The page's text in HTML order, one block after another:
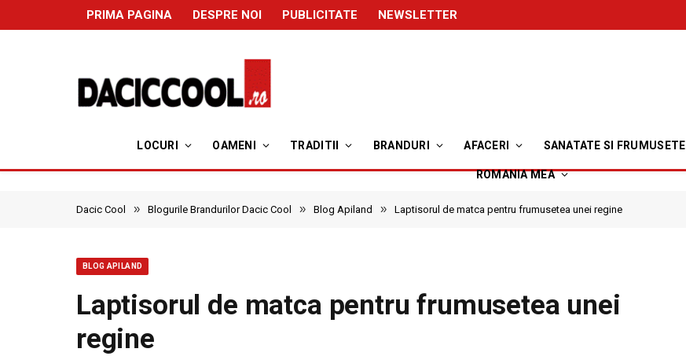
PRIMA PAGINA DESPRE NOI PUBLICITATE NEWSLETTER
LOCURI OAMENI TRADITII BRANDURI AFACERI SANATATE SI FRUMUSETE
ROMANIA MEA
Dacic Cool » Blogurile Brandurilor Dacic Cool » Blog Apiland » Laptisorul de matca pentru frumusetea unei regine
BLOG APILAND
Laptisorul de matca pentru frumusetea unei
regine